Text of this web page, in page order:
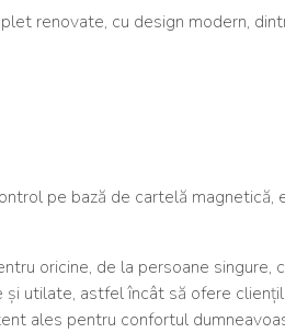
renovate, cu design modern,
pe bază de cartelă magnetică,
oricine, de la persoane singure,
utilate, astfel încât să ofere
ales pentru confortul